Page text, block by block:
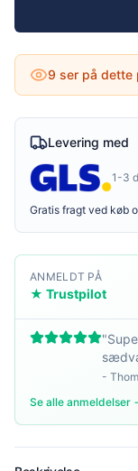
9 ser på dette
Levering med
1-3
Gratis fragt ved køb
ANMELDT PÅ
★ Trustpilot
"
-
Se alle anmeldelser